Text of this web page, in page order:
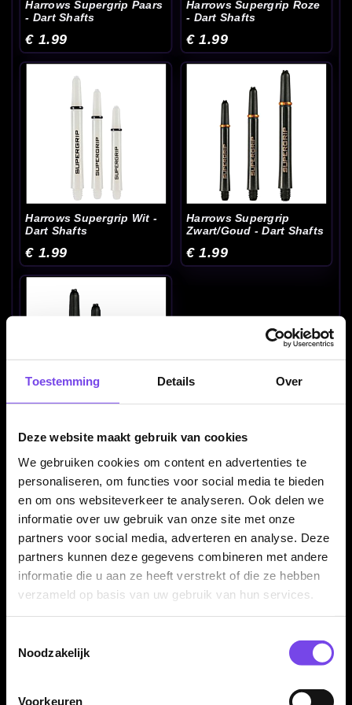
Toestemming Details Over
Deze website maakt gebruik van cookies
We gebruiken cookies om content en advertenties te
personaliseren, om functies voor social media te bieden
en om ons websiteverkeer te analyseren. Ook delen we
informatie over uw gebruik van onze site met onze
partners voor social media, adverteren en analyse. Deze
partners kunnen deze gegevens combineren met andere
informatie die u aan ze heeft verstrekt of die ze hebben
verzameld op basis van uw gebruik van hun services.
Noodzakelijk
Voorkeuren
Harrows Supergrip Paars
- Dart Shafts
€ 1.99
Harrows Supergrip Roze
- Dart Shafts
€ 1.99
Harrows Supergrip Wit -
Dart Shafts
€ 1.99
Harrows Supergrip
Zwart/Goud - Dart Shafts
€ 1.99
Harrows Supergrip
Zwart/Zilver - Dart Shafts
€ 1.99
Begin 1
Pagina 2 van 2
Bekende Harrows shaft series
Veel keuze in lengtes &
flights
Advies van echte darters